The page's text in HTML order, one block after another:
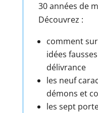
30 années de
Découvrez :
comment
idées
délivrance
les neuf
démons et
les sept